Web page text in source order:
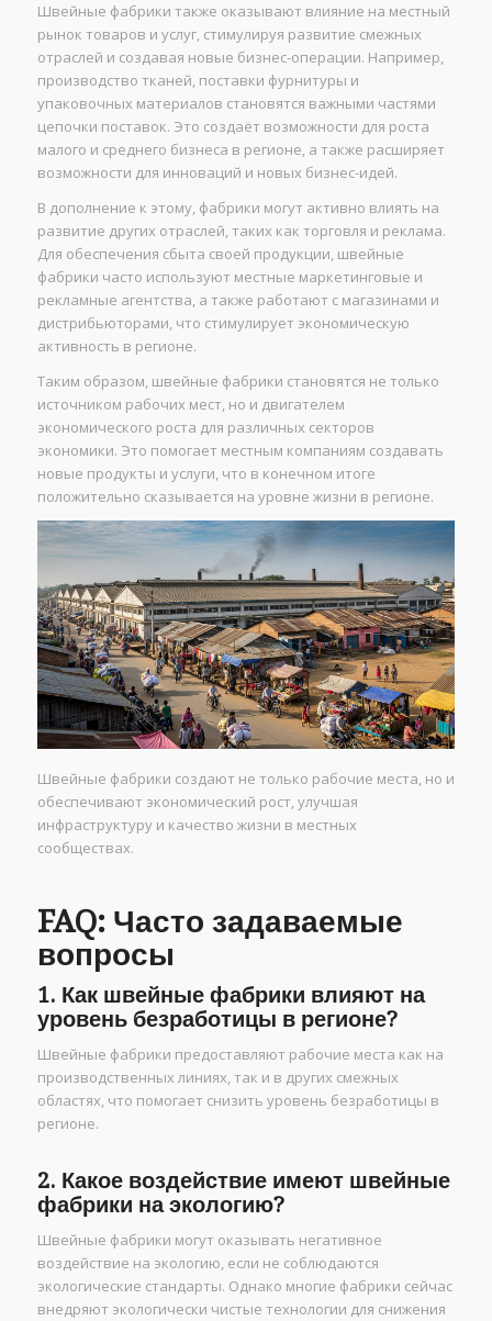
Швейные фабрики также оказывают влияние на местный
рынок товаров и услуг, стимулируя развитие смежных
отраслей и создавая новые бизнес-операции. Например,
производство тканей, поставки фурнитуры и
упаковочных материалов становятся важными частями
цепочки поставок. Это создаёт возможности для роста
малого и среднего бизнеса в регионе, а также расширяет
возможности для инноваций и новых бизнес-идей.
В дополнение к этому, фабрики могут активно влиять на
развитие других отраслей, таких как торговля и реклама.
Для обеспечения сбыта своей продукции, швейные
фабрики часто используют местные маркетинговые и
рекламные агентства, а также работают с магазинами и
дистрибьюторами, что стимулирует экономическую
активность в регионе.
Таким образом, швейные фабрики становятся не только
источником рабочих мест, но и двигателем
экономического роста для различных секторов
экономики. Это помогает местным компаниям создавать
новые продукты и услуги, что в конечном итоге
положительно сказывается на уровне жизни в регионе.
Швейные фабрики создают не только рабочие места, но и
обеспечивают экономический рост, улучшая
инфраструктуру и качество жизни в местных
сообществах.
FAQ: Часто задаваемые
вопросы
1. Как швейные фабрики влияют на
уровень безработицы в регионе?
Швейные фабрики предоставляют рабочие места как на
производственных линиях, так и в других смежных
областях, что помогает снизить уровень безработицы в
регионе.
2. Какое воздействие имеют швейные
фабрики на экологию?
Швейные фабрики могут оказывать негативное
воздействие на экологию, если не соблюдаются
экологические стандарты. Однако многие фабрики сейчас
внедряют экологически чистые технологии для снижения